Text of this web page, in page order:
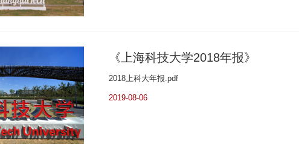
《上海科技大学2018年报》
2018上科大年报.pdf
2019-08-06